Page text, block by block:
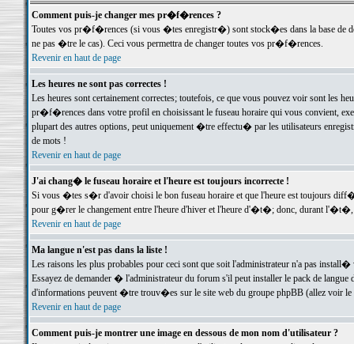
Comment puis-je changer mes pr�f�rences ?
Toutes vos pr�f�rences (si vous �tes enregistr�) sont stock�es dans la base de
ne pas �tre le cas). Ceci vous permettra de changer toutes vos pr�f�rences.
Revenir en haut de page
Les heures ne sont pas correctes !
Les heures sont certainement correctes; toutefois, ce que vous pouvez voir sont
pr�f�rences dans votre profil en choisissant le fuseau horaire qui vous convient,
plupart des autres options, peut uniquement �tre effectu� par les utilisateurs
de mots !
Revenir en haut de page
J'ai chang� le fuseau horaire et l'heure est toujours incorrecte !
Si vous �tes s�r d'avoir choisi le bon fuseau horaire et que l'heure est toujours
pour g�rer le changement entre l'heure d'hiver et l'heure d'�t�; donc, durant
Revenir en haut de page
Ma langue n'est pas dans la liste !
Les raisons les plus probables pour ceci sont que soit l'administrateur n'a pas
Essayez de demander � l'administrateur du forum s'il peut installer le pack de
d'informations peuvent �tre trouv�es sur le site web du groupe phpBB (allez voir le
Revenir en haut de page
Comment puis-je montrer une image en dessous de mon nom d'utilisateur ?